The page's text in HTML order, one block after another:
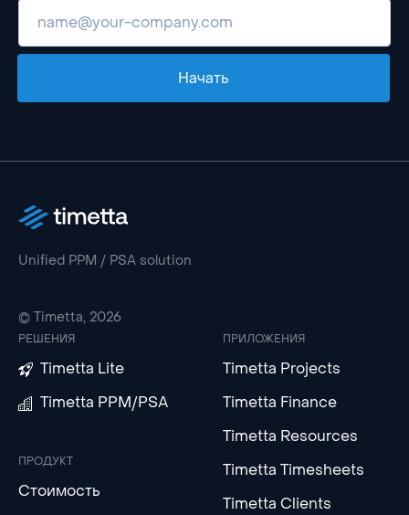
Начать
Unified PPM / PSA solution
© Timetta, 2026
РЕШЕНИЯ
Timetta Lite
Timetta PPM/PSA
ПРОДУКТ
Стоимость
ПРИЛОЖЕНИЯ
Timetta Projects
Timetta Finance
Timetta Resources
Timetta Timesheets
Timetta Clients